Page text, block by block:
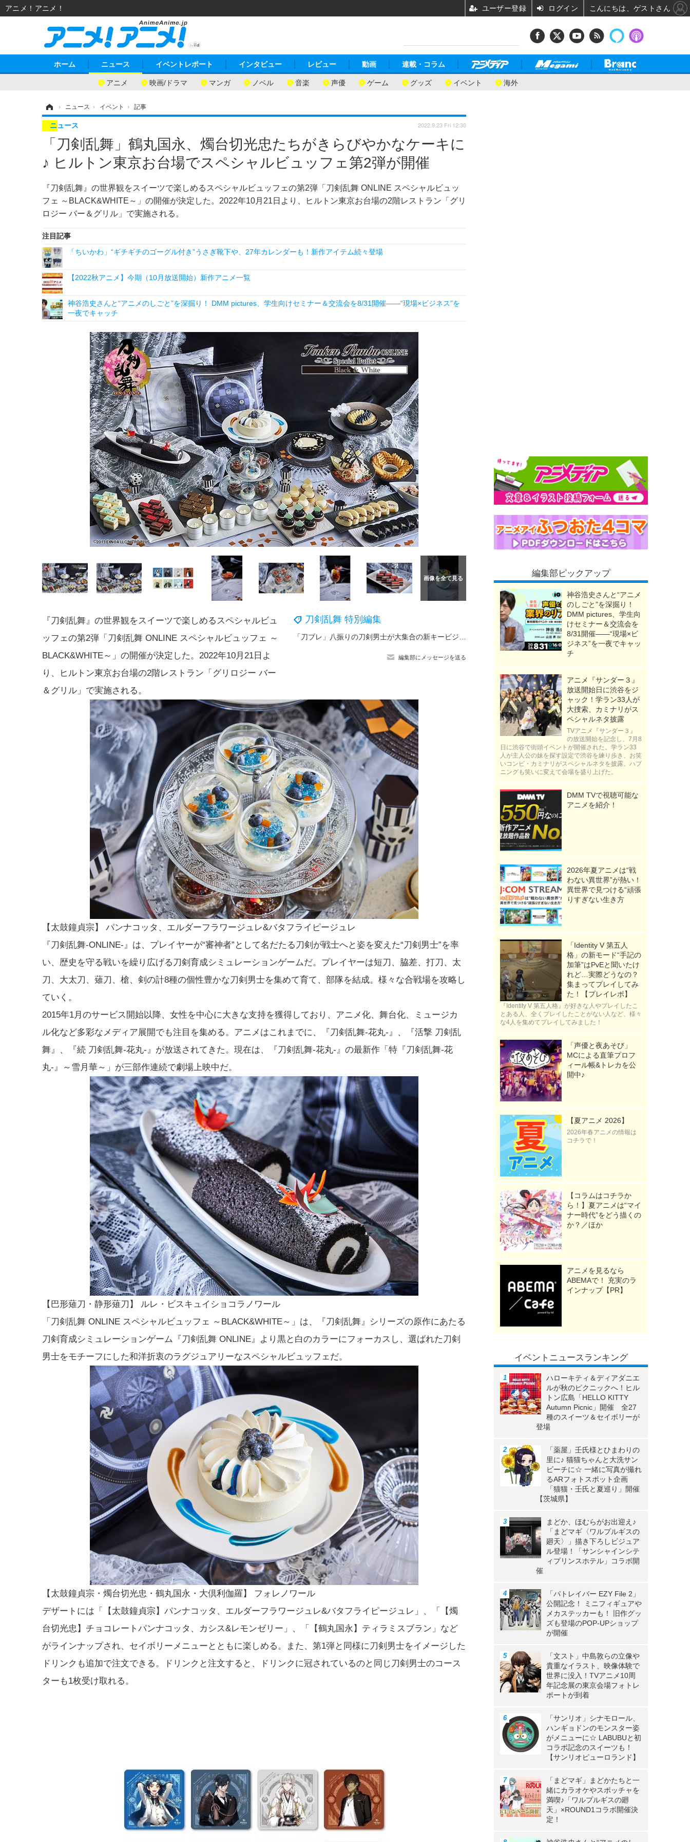
ホーム ニュース
アニメ 映画/ドラマ マンガ ノベル 音楽 声優 ゲーム グッズ イベント 海外
イベントレポート インタビュー レビュー 動画 連載・コラム
› ニュース › イベント › 記事
「刀剣乱舞」鶴丸国永、燭台切光忠たちがきらびやかなケーキに
♪ ヒルトン東京お台場でスペシャルビュッフェ第2弾が開催
『刀剣乱舞』の世界観をスイーツで楽しめるスペシャルビュッフェの第2弾「刀剣乱舞 ONLINE スペシャルビュッ
フェ ～BLACK&WHITE～」の開催が決定した。2022年10月21日より、ヒルトン東京お台場の2階レストラン「グリ
ロジー バー＆グリル」で実施される。
ニュース 2022.9.23 Fri 12:30
注目記事
「ちいかわ」“ギチギチのゴーグル付き”うさぎ靴下や、27年カレンダーも！新作アイテム続々登場
【2022秋アニメ】今期（10月放送開始）新作アニメ一覧
神谷浩史さんと“アニメのしごと”を深掘り！ DMM pictures、学生向けセミナー＆交流会を8/31開催――“現場×ビジネス”を
一夜でキャッチ
刀剣乱舞 特別編集
編集部にメッセージを送る
『刀剣乱舞』の世界観をスイーツで楽しめるスペシャルビュ
ッフェの第2弾「刀剣乱舞 ONLINE スペシャルビュッフェ ～
BLACK&WHITE～」の開催が決定した。2022年10月21日よ
り、ヒルトン東京お台場の2階レストラン「グリロジー バー
＆グリル」で実施される。
【太鼓鐘貞宗】 パンナコッタ、エルダーフラワージュレ&バタフライピージュレ
『刀剣乱舞-ONLINE-』は、プレイヤーが“審神者”として名だたる刀剣が戦士へと姿を変えた“刀剣男士”を率
い、歴史を守る戦いを繰り広げる刀剣育成シミュレーションゲームだ。プレイヤーは短刀、脇差、打刀、太
刀、大太刀、薙刀、槍、剣の計8種の個性豊かな刀剣男士を集めて育て、部隊を結成。様々な合戦場を攻略し
ていく。
2015年1月のサービス開始以降、女性を中心に大きな支持を獲得しており、アニメ化、舞台化、ミュージカ
ル化など多彩なメディア展開でも注目を集める。アニメはこれまでに、『刀剣乱舞-花丸-』、『活撃 刀剣乱
舞』、『続 刀剣乱舞-花丸-』が放送されてきた。現在は、『刀剣乱舞-花丸-』の最新作「特『刀剣乱舞-花
丸-』～雪月華～」が三部作連続で劇場上映中だ。
【巴形薙刀・静形薙刀】 ルレ・ビスキュイショコラノワール
「刀剣乱舞 ONLINE スペシャルビュッフェ ～BLACK&WHITE～」は、『刀剣乱舞』シリーズの原作にあたる
刀剣育成シミュレーションゲーム『刀剣乱舞 ONLINE』より黒と白のカラーにフォーカスし、選ばれた刀剣
男士をモチーフにした和洋折衷のラグジュアリーなスペシャルビュッフェだ。
【太鼓鐘貞宗・燭台切光忠・鶴丸国永・大倶利伽羅】 フォレノワール
デザートには「【太鼓鐘貞宗】パンナコッタ、エルダーフラワージュレ&バタフライピージュレ」、「【燭
台切光忠】チョコレートパンナコッタ、カシス&レモンゼリー」、「【鶴丸国永】ティラミスブラン」など
がラインナップされ、セイボリーメニューとともに楽しめる。また、第1弾と同様に刀剣男士をイメージした
ドリンクも追加で注文できる。ドリンクと注文すると、ドリンクに冠されているのと同じ刀剣男士のコース
ターも1枚受け取れる。
編集部ピックアップ
神谷浩史さんと“アニメ
のしごと”を深掘り！
DMM pictures、学生向
けセミナー＆交流会を
8/31開催――“現場×ビ
ジネス”を一夜でキャッ
チ
アニメ『サンダー３』
放送開始日に渋谷をジ
ャック！学ラン33人が
大捜索、カミナリがス
ペシャルネタ披露
TVアニメ『サンダー３』
の放送開始を記念し、7月8
日に渋谷で街頭イベントが開催された。学ラン33
人が主人公の妹を探す設定で渋谷を練り歩き、お笑
いコンビ・カミナリがスペシャルネタを披露。ハプ
ニングも笑いに変えて会場を盛り上げた。
DMM TVで視聴可能な
アニメを紹介！
2026年夏アニメは“戦
わない異世界”が熱い！
異世界で見つける“頑張
りすぎない生き方
「Identity V 第五人
格」の新モード“手記の
加筆”はPvEと聞いたけ
れど…実際どうなの？
集まってプレイしてみ
た！【プレイレポ】
『Identity V 第五人格』が好きな人やプレイしたこ
とある人、全くプレイしたことがない人など、様々
な4人を集めてプレイしてみました！
「声優と夜あそび」
MCによる直筆プロフ
ィール帳&トレカを公
開中♪
【夏アニメ 2026】
2026年春アニメの情報は
コチラで！
【コラムはコチラか
ら！】夏アニメは“マイ
ナー時代”をどう描くの
か？／ほか
アニメを見るなら
ABEMAで！ 充実のラ
インナップ【PR】
イベントニュースランキング
ハローキティ＆ディアダニエ
ルが秋のピクニックへ！ヒル
トン広島「HELLO KITTY
Autumn Picnic」開催 全27
種のスイーツ＆セイボリーが
登場
「薬屋」壬氏様とひまわりの
里に♪ 猫猫ちゃんと大洗サン
ビーチに☆ 一緒に写真が撮れ
るARフォトスポット企画
「猫猫・壬氏と夏巡り」開催
【茨城県】
まどか、ほむらがお出迎え♪
「まどマギ〈ワルプルギスの
廻天〉」描き下ろしビジュア
ル登場！「サンシャインシテ
ィプリンスホテル」コラボ開
催
「パトレイバー EZY File 2」
公開記念！ ミニフィギュアや
メカステッカーも！ 旧作グッ
ズも登場のPOP-UPショップ
が開催
「文スト」中島敦らの立像や
貴重なイラスト、映像体験で
世界に没入！TVアニメ10周
年記念展の東京会場フォトレ
ポートが到着
「サンリオ」シナモロール、
ハンギョドンのモンスター姿
がメニューに☆ LABUBUと初
コラボ記念のスイーツも！
【サンリオピューロランド】
「まどマギ」まどかたちと一
緒にカラオケやスポッチャを
満喫♪「ワルプルギスの廻
天」×ROUND1コラボ開催決
定！
アニメ！アニメ！ ユーザー登録 ログイン こんにちは、ゲストさん